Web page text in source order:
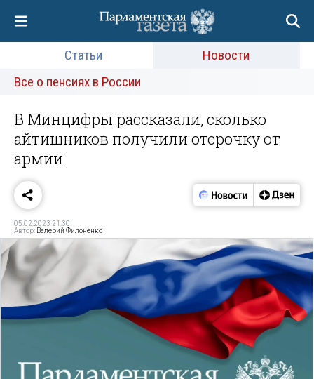
Статьи
Новости
Все о пенсиях в России
В Минцифры рассказали, сколько
айтишников получили отсрочку от
армии
05.02.2023 21:30
Автор: Валерий Филоненко